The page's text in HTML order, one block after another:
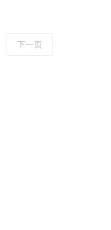
下一页